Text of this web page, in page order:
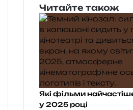
Читайте також
Які фільми
у 2025 році